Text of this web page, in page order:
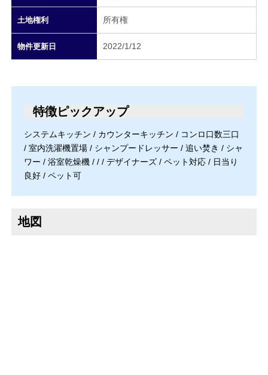
土地権利 所有権
物件更新日 2022/1/12
特徴ピックアップ
システムキッチン / カウンターキッチン / コンロ口数三口
/ 室内洗濯機置場 / シャンプードレッサー / 追い焚き / シャ
ワー / 浴室乾燥機 / / / デザイナーズ / ペット対応 / 日当り
良好 / ペット可
地図